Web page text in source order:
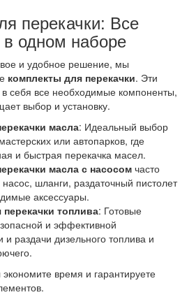
перекачки: Все
одном наборе
и удобное решение, мы
комплекты для перекачки. Эти
себя все необходимые компоненты,
выбор и установку.
масла: Идеальный выбор
или автопарков, где
и быстрая перекачка масел.
масла с насосом часто
шланги, раздаточный пистолет
аксессуары.
топлива: Готовые
и эффективной
и раздачи дизельного топлива и
время и гарантируете